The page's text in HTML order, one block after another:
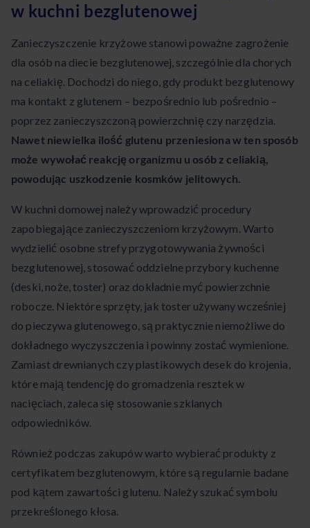
w kuchni bezglutenowej
Zanieczyszczenie krzyżowe stanowi poważne zagrożenie
dla osób na diecie bezglutenowej, szczególnie dla chorych
na celiakię. Dochodzi do niego, gdy produkt bezglutenowy
ma kontakt z glutenem – bezpośrednio lub pośrednio –
poprzez zanieczyszczoną powierzchnię czy narzędzia.
Nawet niewielka ilość glutenu przeniesiona w ten sposób
może wywołać reakcję organizmu u osób z celiakią,
powodując uszkodzenie kosmków jelitowych.
W kuchni domowej należy wprowadzić procedury
zapobiegające zanieczyszczeniom krzyżowym. Warto
wydzielić osobne strefy przygotowywania żywności
bezglutenowej, stosować oddzielne przybory kuchenne
(deski, noże, toster) oraz dokładnie myć powierzchnie
robocze. Niektóre sprzęty, jak toster używany wcześniej
do pieczywa glutenowego, są praktycznie niemożliwe do
dokładnego wyczyszczenia i powinny zostać wymienione.
Zamiast drewnianych czy plastikowych desek do krojenia,
które mają tendencję do gromadzenia resztek w
nacięciach, zaleca się stosowanie szklanych
odpowiedników.
Również podczas zakupów warto wybierać produkty z
certyfikatem bezglutenowym, które są regularnie badane
pod kątem zawartości glutenu. Należy szukać symbolu
przekreślonego kłosa.